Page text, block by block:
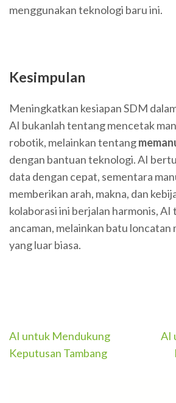
menggunakan teknologi baru ini.
Kesimpulan
Meningkatkan kesiapan SDM
AI bukanlah tentang mencetak
robotik, melainkan tentang
dengan bantuan teknologi. AI
data dengan cepat, sementara
memberikan arah, makna, dan
kolaborasi ini berjalan harmonis, AI
ancaman, melainkan batu loncatan
yang luar biasa.
Post
navigation
AI untuk Mendukung
Keputusan Tambang
AI